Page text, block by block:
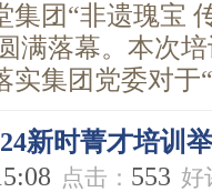
团“非遗瑰宝
满落幕。本次
实集团党委对于
新时菁才培训
点击： 553 好